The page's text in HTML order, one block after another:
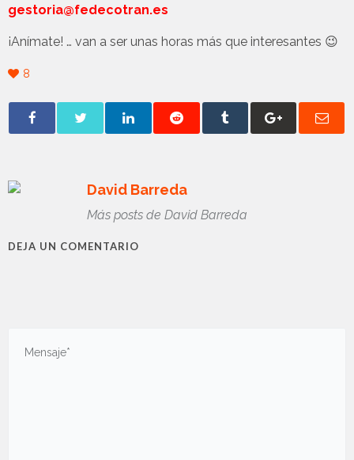
gestoria@fedecotran.es
¡Anímate! … van a ser unas horas más que interesantes 😉
8
David Barreda
Más posts de David Barreda
DEJA UN COMENTARIO